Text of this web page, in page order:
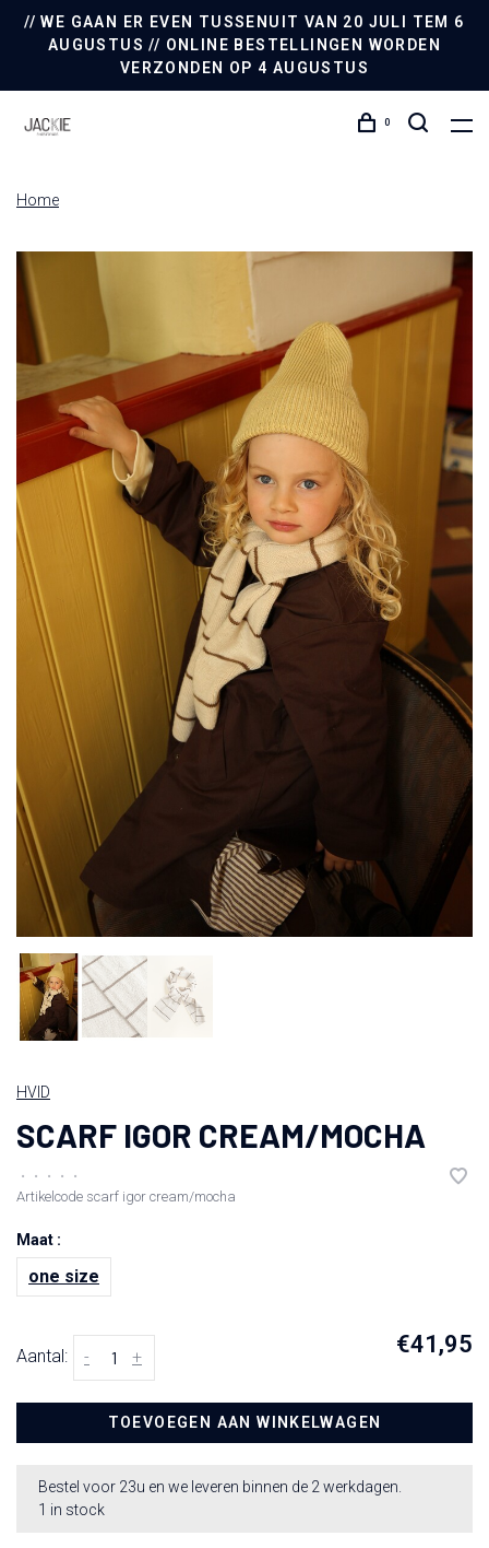
// WE GAAN ER EVEN TUSSENUIT VAN 20 JULI TEM 6
AUGUSTUS // ONLINE BESTELLINGEN WORDEN
VERZONDEN OP 4 AUGUSTUS
0
Home
HVID
SCARF IGOR CREAM/MOCHA
• • • •
•
Artikelcode scarf igor cream/mocha
Maat :
one size
Aantal: +
- €41,95
TOEVOEGEN AAN WINKELWAGEN
Bestel voor 23u en we leveren binnen de 2 werkdagen.
1 in stock